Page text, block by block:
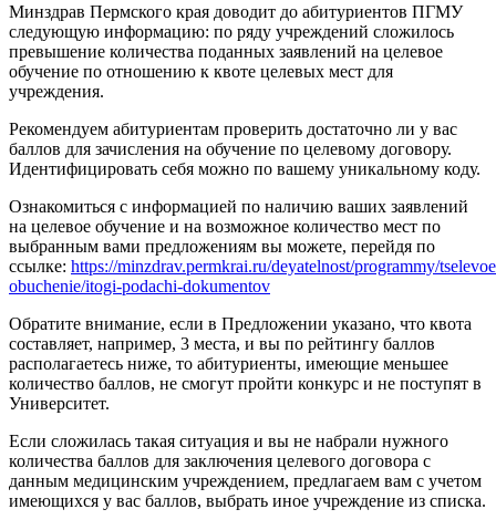
Минздрав Пермского края доводит до абитуриентов ПГМУ
следующую информацию: по ряду учреждений сложилось
превышение количества поданных заявлений на целевое
обучение по отношению к квоте целевых мест для
учреждения.
Рекомендуем абитуриентам проверить достаточно ли у вас
баллов для зачисления на обучение по целевому договору.
Идентифицировать себя можно по вашему уникальному коду.
Ознакомиться с информацией по наличию ваших заявлений
на целевое обучение и на возможное количество мест по
выбранным вами предложениям вы можете, перейдя по
ссылке: https://minzdrav.permkrai.ru/deyatelnost/programmy/
obuchenie/itogi-podachi-dokumentov
Обратите внимание, если в Предложении указано, что квота
составляет, например, 3 места, и вы по рейтингу баллов
располагаетесь ниже, то абитуриенты, имеющие меньшее
количество баллов, не смогут пройти конкурс и не поступят в
Университет.
Если сложилась такая ситуация и вы не набрали нужного
количества баллов для заключения целевого договора с
данным медицинским учреждением, предлагаем вам с учетом
имеющихся у вас баллов, выбрать иное учреждение из списка.